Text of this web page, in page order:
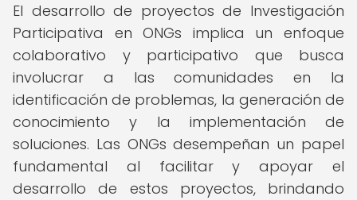
El desarrollo de proyectos de Investigación
Participativa en ONGs implica un enfoque
colaborativo y participativo que busca
involucrar a las comunidades en la
identificación de problemas, la generación de
conocimiento y la implementación de
soluciones. Las ONGs desempeñan un papel
fundamental al facilitar y apoyar el
desarrollo de estos proyectos, brindando